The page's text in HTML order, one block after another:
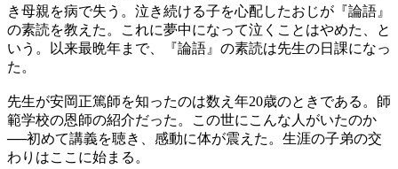
き母親を病で失う。泣き続ける子を心配したおじが『論語』
の素読を教えた。これに夢中になって泣くことはやめた、と
いう。以来最晩年まで、『論語』の素読は先生の日課になっ
た。
先生が安岡正篤師を知ったのは数え年20歳のときである。師
範学校の恩師の紹介だった。この世にこんな人がいたのか
──初めて講義を聴き、感動に体が震えた。生涯の子弟の交
わりはここに始まる。